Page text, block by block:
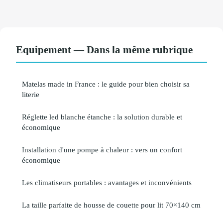
Equipement — Dans la même rubrique
Matelas made in France : le guide pour bien choisir sa
literie
Réglette led blanche étanche : la solution durable et
économique
Installation d'une pompe à chaleur : vers un confort
économique
Les climatiseurs portables : avantages et inconvénients
La taille parfaite de housse de couette pour lit 70×140 cm